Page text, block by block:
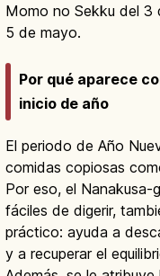
Momo no Sekku del 3
5 de mayo.
Por qué aparece
inicio de año
El periodo de Año
comidas copiosas
Por eso, el Nanakusa-
fáciles de digerir,
práctico: ayuda a
y a recuperar el